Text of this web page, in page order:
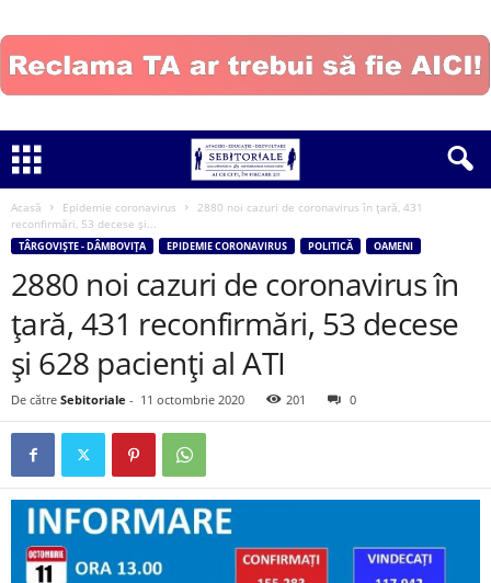
Acasă Epidemie coronavirus
2880 noi cazuri de coronavirus în țară, 431
reconfirmări, 53 decese și...
TÂRGOVIȘTE - DÂMBOVIȚA EPIDEMIE CORONAVIRUS POLITICĂ OAMENI
2880 noi cazuri de coronavirus în
țară, 431 reconfirmări, 53 decese
și 628 pacienți al ATI
De către Sebitoriale - 11 octombrie 2020 201 0